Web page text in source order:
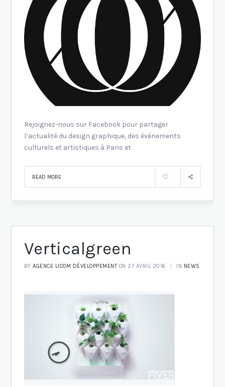
Rejoignez-nous sur Facebook pour partager
l’actualité du design graphique, des événements
culturels et artistiques à Paris et
READ MORE
Verticalgreen
BYAGENCE LICOM DÉVELOPPEMENT ON 27 AVRIL 2016 IN NEWS